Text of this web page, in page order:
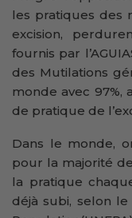
les pratiques des
excision,
fournis par
des Mutilations
monde avec 97%,
de pratique de
Dans le monde,
pour la majorité
la pratique
déjà subi, selon